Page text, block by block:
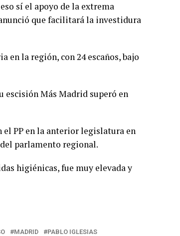
sí el apoyo de la extrema
que facilitará la investidura
en la región, con 24 escaños, bajo
escisión Más Madrid superó en
el PP en la anterior legislatura en
parlamento regional.
higiénicas, fue muy elevada y
MADRID
PABLO IGLESIAS